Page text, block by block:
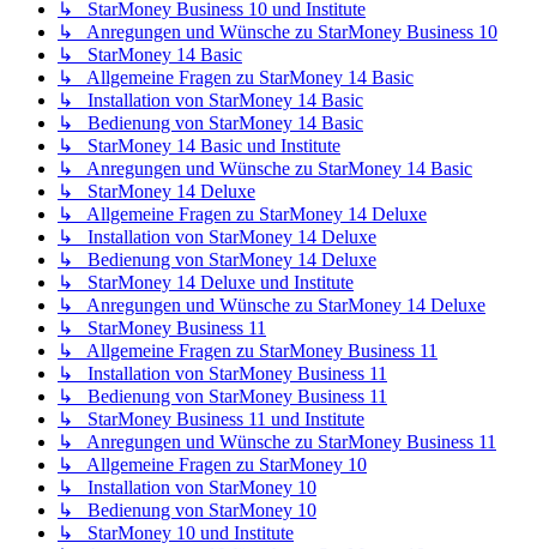
↳ StarMoney Business 10 und Institute
↳ Anregungen und Wünsche zu StarMoney Business 10
↳ StarMoney 14 Basic
↳ Allgemeine Fragen zu StarMoney 14 Basic
↳ Installation von StarMoney 14 Basic
↳ Bedienung von StarMoney 14 Basic
↳ StarMoney 14 Basic und Institute
↳ Anregungen und Wünsche zu StarMoney 14 Basic
↳ StarMoney 14 Deluxe
↳ Allgemeine Fragen zu StarMoney 14 Deluxe
↳ Installation von StarMoney 14 Deluxe
↳ Bedienung von StarMoney 14 Deluxe
↳ StarMoney 14 Deluxe und Institute
↳ Anregungen und Wünsche zu StarMoney 14 Deluxe
↳ StarMoney Business 11
↳ Allgemeine Fragen zu StarMoney Business 11
↳ Installation von StarMoney Business 11
↳ Bedienung von StarMoney Business 11
↳ StarMoney Business 11 und Institute
↳ Anregungen und Wünsche zu StarMoney Business 11
↳ Allgemeine Fragen zu StarMoney 10
↳ Installation von StarMoney 10
↳ Bedienung von StarMoney 10
↳ StarMoney 10 und Institute